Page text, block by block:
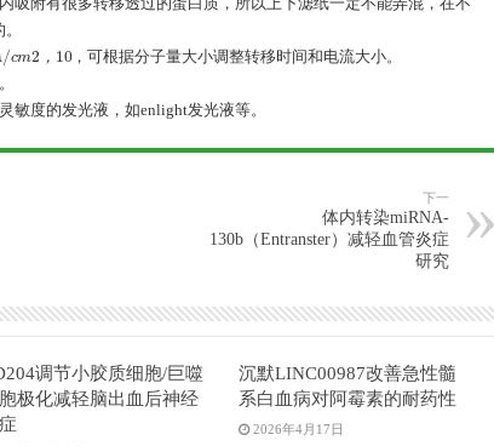
2 ，10
，可根据分子量大小调整转移时间和电流大小。
敏度的发光液，如enlight发光液等。
下一
体内转染miRNA-
130b（Entranster）减轻血管炎症
研究
调节小胶质细胞/巨噬
极化减轻脑出血后神经
沉默LINC00987改善急性髓
系白血病对阿霉素的耐药性
2026年4月17日